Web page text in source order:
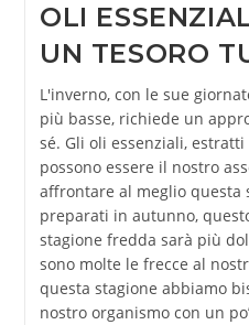
OLI
UN TESORO
L'inverno, con le sue
più basse, richiede un
sé. Gli oli essenziali,
possono essere il nostro
affrontare al meglio questa
preparati in autunno,
stagione fredda sarà più
sono molte le frecce al
questa stagione abbiamo
nostro organismo con un